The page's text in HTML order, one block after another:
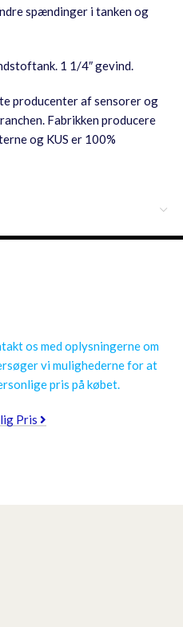
spændinger i tanken og
1 1/4″ gevind.
producenter af sensorer og
Fabrikken producere
og KUS er 100%
os med oplysningerne om
vi mulighederne for at
pris på købet.
Pris